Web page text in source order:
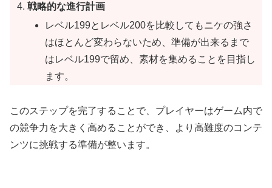
戦略的な進行計画
レベル199とレベル200を比較してもニケの強さ
はほとんど変わらないため、準備が出来るまで
はレベル199で留め、素材を集めることを目指し
ます。
このステップを完了することで、プレイヤーはゲーム内で
の競争力を大きく高めることができ、より高難度のコンテ
ンツに挑戦する準備が整います。